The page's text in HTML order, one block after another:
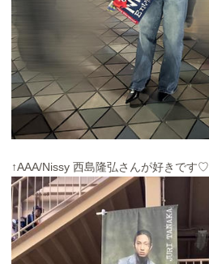
↑AAA/Nissy 西島隆弘さんが好きです♡